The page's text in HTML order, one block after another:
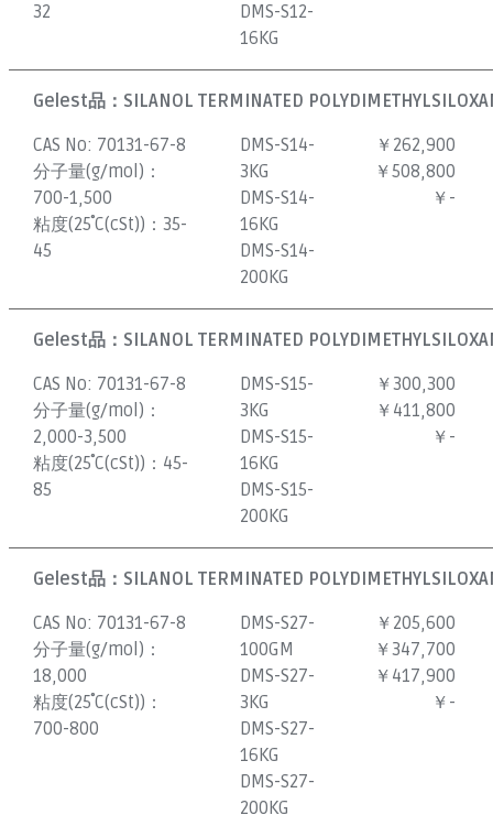
32
DMS-S12-
16KG
Gelest品： SILANOL TERMINATED
CAS No: 70131-67-8
分子量(g/mol)：
700-1,500
粘度(25˚C(cSt))：35-
45
DMS-S14-
3KG
DMS-S14-
16KG
DMS-S14-
200KG
￥262,900
￥508,800
￥-
Gelest品： SILANOL TERMINATED
CAS No: 70131-67-8
分子量(g/mol)：
2,000-3,500
粘度(25˚C(cSt))： 45-
85
DMS-S15-
3KG
DMS-S15-
16KG
DMS-S15-
200KG
￥300,300
￥411,800
￥-
Gelest品： SILANOL TERMINATED
CAS No: 70131-67-8
分子量(g/mol)：
18,000
粘度(25˚C(cSt))：
700-800
DMS-S27-
100GM
DMS-S27-
3KG
DMS-S27-
16KG
DMS-S27-
200KG
￥205,600
￥347,700
￥417,900
￥-